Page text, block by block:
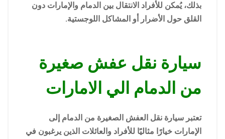
بذلك، يُمكن للأفراد الانتقال بين الدمام والإمارات دون
القلق حول الأضرار أو المشاكل اللوجستية.
سيارة نقل عفش صغيرة
من الدمام الي الامارات
تعتبر سيارة نقل العفش الصغيرة من الدمام إلى
الإمارات خيارًا مثاليًا للأفراد والعائلات الذين يرغبون في